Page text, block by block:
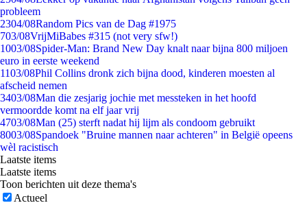
probleem
2304/08Random Pics van de Dag #1975
703/08VrijMiBabes #315 (not very sfw!)
1003/08Spider-Man: Brand New Day knalt naar bijna 800 miljoen
euro in eerste weekend
1103/08Phil Collins dronk zich bijna dood, kinderen moesten al
afscheid nemen
3403/08Man die zesjarig jochie met messteken in het hoofd
vermoordde komt na elf jaar vrij
4703/08Man (25) sterft nadat hij lijm als condoom gebruikt
8003/08Spandoek "Bruine mannen naar achteren" in België opeens
wèl racistisch
Laatste items
Laatste items
Toon berichten uit deze thema's
Actueel